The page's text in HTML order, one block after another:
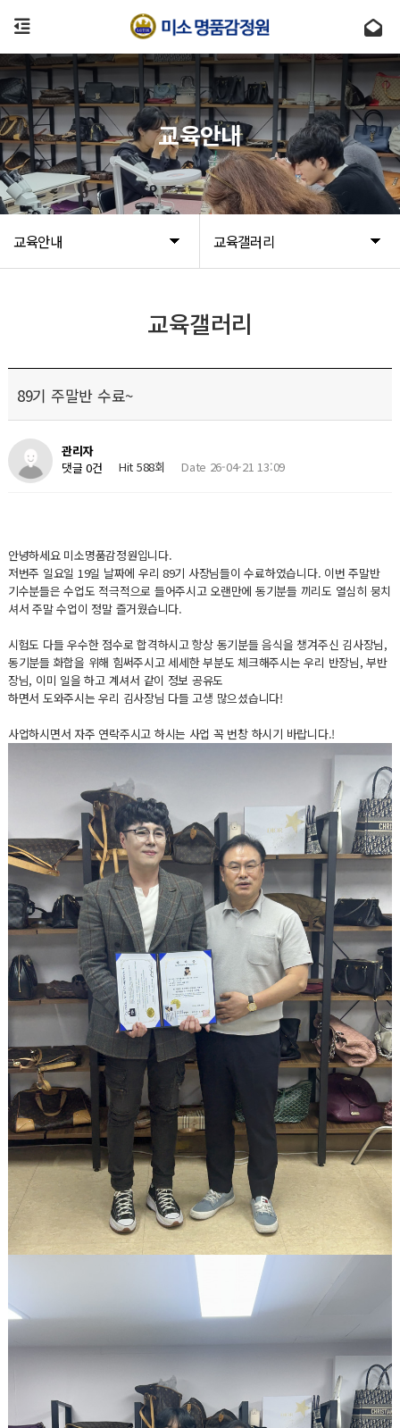
교육안내 교육갤러리
교육안내
교육갤러리
89기 주말반 수료~
관리자
댓글 0건
Hit 588회 Date 26-04-21 13:09
안녕하세요 미소명품감정원입니다.
저번주 일요일 19일 날짜에 우리 89기 사장님들이 수료하였습니다. 이번 주말반
기수분들은 수업도 적극적으로 들어주시고 오랜만에 동기분들 끼리도 열심히 뭉치
셔서 주말 수업이 정말 즐거웠습니다.
시험도 다들 우수한 점수로 합격하시고 항상 동기분들 음식을 챙겨주신 김사장님,
동기분들 화합을 위해 힘써주시고 세세한 부분도 체크해주시는 우리 반장님, 부반
장님, 이미 일을 하고 계셔서 같이 정보 공유도
하면서 도와주시는 우리 김사장님 다들 고생 많으셨습니다!
사업하시면서 자주 연락주시고 하시는 사업 꼭 번창 하시기 바랍니다.!